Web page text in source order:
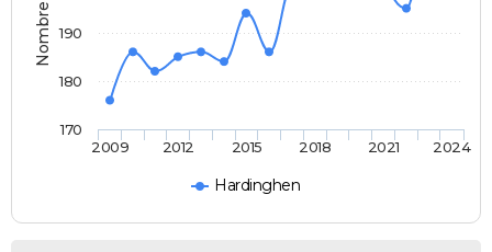
Hardinghen
2009 2012 2015 2018 2021 2024
170
180
190